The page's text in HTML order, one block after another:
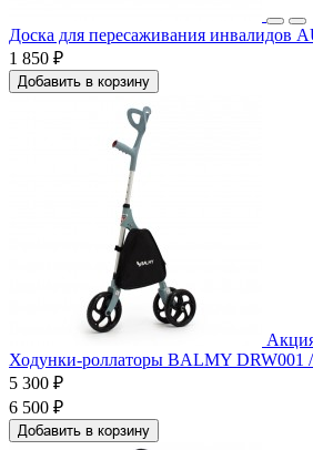
Доска для пересаживания инвалидов
1 850 ₽
Добавить в корзину
Ходунки-роллаторы BALMY DRW001
5 300 ₽
6 500 ₽
Добавить в корзину